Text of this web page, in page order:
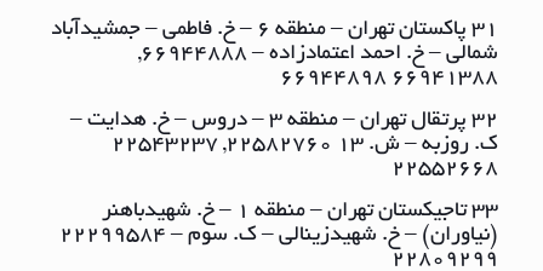
31 پاکستان تهران – منطقه ٦ – خ. فاطمی – جمشیدآباد
شمالی – خ. احمد اعتمادزاده – ٦٦٩٤٤٨٨٨,
٦٦٩٤١٣٨٨ ٦٦٩٤٤٨٩٨
32 پرتقال تهران – منطقه ٣ – دروس – خ. هدایت –
ک. روزبه – ش. ١٣ ٢٢٥٨٢٧٦٠, ٢٢٥٤٣٢٣٧
٢٢٥٥٢٦٦٨
33 تاجیکستان تهران – منطقه ١ – خ. شهیدباهنر
(نیاوران) – خ. شهیدزینالی – ک. سوم – ٢٢٢٩٩٥٨٤
٢٢٨٠٩٢٩٩